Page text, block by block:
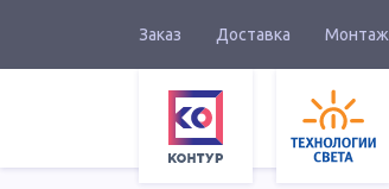
Заказ Доставка Монтаж